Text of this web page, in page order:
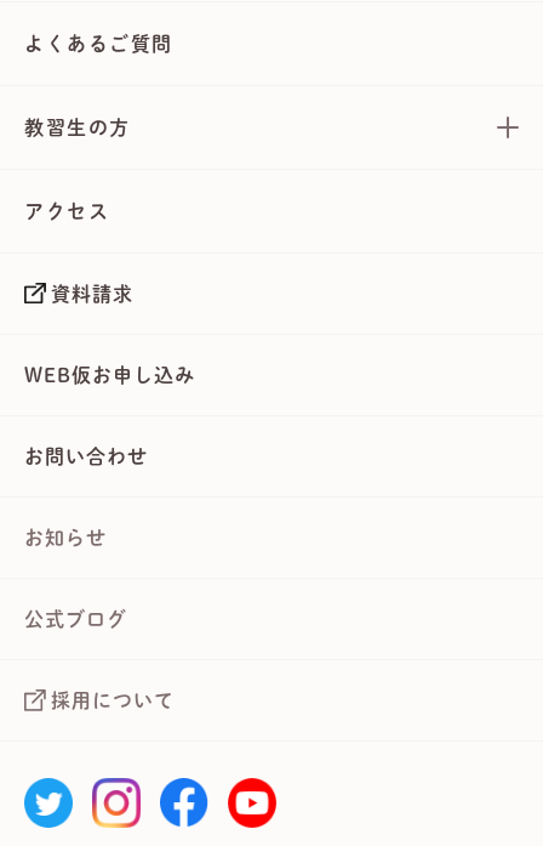
よくあるご質問
教習生の方
アクセス
資料請求
WEB仮お申し込み
お問い合わせ
お知らせ
公式ブログ
採用について